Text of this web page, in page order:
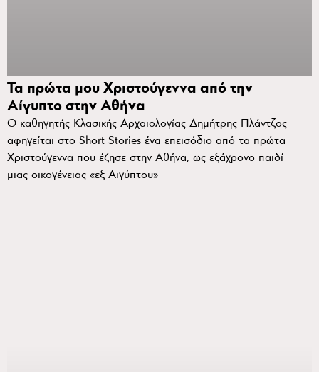
Τα πρώτα μου Χριστούγεννα από την
Αίγυπτο στην Αθήνα
Ο καθηγητής Κλασικής Αρχαιολογίας Δημήτρης Πλάντζος
αφηγείται στο Short Stories ένα επεισόδιο από τα πρώτα
Χριστούγεννα που έζησε στην Αθήνα, ως εξάχρονο παιδί
μιας οικογένειας «εξ Αιγύπτου»